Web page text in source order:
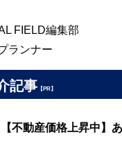
FIELD編集部
ランナー
記事 【PR】
【不動産価格上昇中】